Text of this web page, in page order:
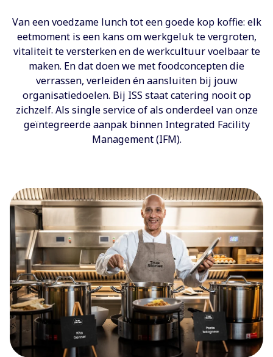
Van een voedzame lunch tot een goede kop koffie: elk
eetmoment is een kans om werkgeluk te vergroten,
vitaliteit te versterken en de werkcultuur voelbaar te
maken. En dat doen we met foodconcepten die
verrassen, verleiden én aansluiten bij jouw
organisatiedoelen. Bij ISS staat catering nooit op
zichzelf. Als single service of als onderdeel van onze
geïntegreerde aanpak binnen Integrated Facility
Management (IFM).